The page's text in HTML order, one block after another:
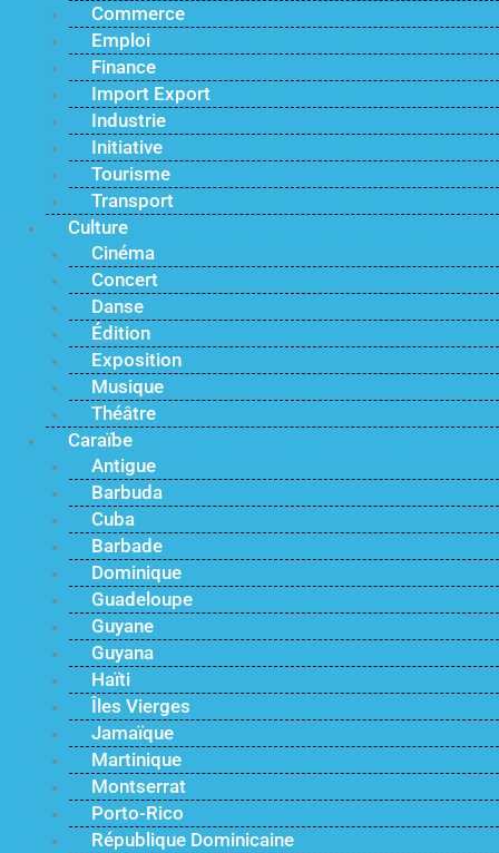
Commerce
Emploi
Finance
Import Export
Industrie
Initiative
Tourisme
Transport
Culture
Cinéma
Concert
Danse
Édition
Exposition
Musique
Théâtre
Caraïbe
Antigue
Barbuda
Cuba
Barbade
Dominique
Guadeloupe
Guyane
Guyana
Haïti
Îles Vierges
Jamaïque
Martinique
Montserrat
Porto-Rico
République Dominicaine